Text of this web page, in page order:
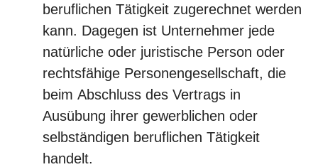
beruflichen Tätigkeit zugerechnet werden
kann. Dagegen ist Unternehmer jede
natürliche oder juristische Person oder
rechtsfähige Personengesellschaft, die
beim Abschluss des Vertrags in
Ausübung ihrer gewerblichen oder
selbständigen beruflichen Tätigkeit
handelt.